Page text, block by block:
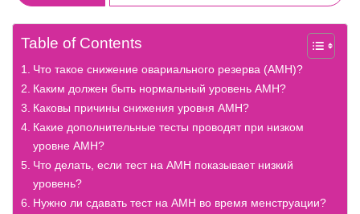
Table of Contents
Что такое снижение овариального резерва (AMH)?
Каким должен быть нормальный уровень AMH?
Каковы причины снижения уровня AMH?
Какие дополнительные тесты проводят при низком
уровне AMH?
Что делать, если тест на AMH показывает низкий
уровень?
Нужно ли сдавать тест на AMH во время менструации?